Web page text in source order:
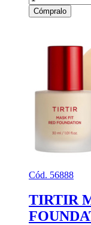
Cómpralo
Cód. 56888
TIRTIR